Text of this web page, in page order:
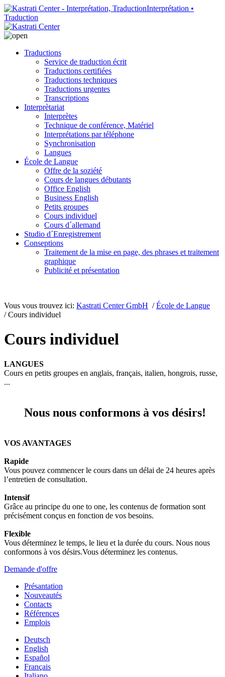
Interprétation •
Traduction
Traductions
Service de traduction écrit
Traductions certifiées
Traductions techniques
Traductions urgentes
Transcriptions
Interprètariat
Interprètes
Technique de conférence, Matériel
Interprétations par téléphone
Synchronisation
Langues
École de Langue
Offre de la soziété
Cours de langues débutants
Office English
Business English
Petits groupes
Cours individuel
Cours d´allemand
Studio d´Enregistrement
Conseptions
Traitement de la mise en page, des phrases et traitement
graphique
Publicité et présentation
Vous vous trouvez ici: Kastrati Center GmbH /École de Langue
/ Cours individuel
Cours individuel
LANGUES
Cours en petits groupes en anglais, français, italien, hongrois, russe,
...
Nous nous conformons à vos désirs!
VOS AVANTAGES
Rapide
Vous pouvez commencer le cours dans un délai de 24 heures après
l’entretien de consultation.
Intensif
Grâce au principe du one to one, les contenus de formation sont
précisément conçus en fonction de vos besoins.
Flexible
Vous déterminez le temps, le lieu et la durée du cours. Nous nous
conformons à vos désirs.Vous déterminez les contenus.
Demande d'offre
Présantation
Nouveautés
Contacts
Références
Emplois
Deutsch
English
Español
Français